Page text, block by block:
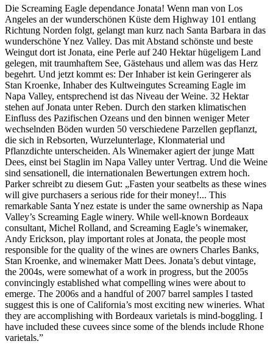
Die Screaming Eagle dependance Jonata! Wenn man von Los
Angeles an der wunderschönen Küste dem Highway 101 entlang
Richtung Norden folgt, gelangt man kurz nach Santa Barbara in das
wunderschöne Ynez Valley. Das mit Abstand schönste und beste
Weingut dort ist Jonata, eine Perle auf 240 Hektar hügeligem Land
gelegen, mit traumhaftem See, Gästehaus und allem was das Herz
begehrt. Und jetzt kommt es: Der Inhaber ist kein Geringerer als
Stan Kroenke, Inhaber des Kultweingutes Screaming Eagle im
Napa Valley, entsprechend ist das Niveau der Weine. 32 Hektar
stehen auf Jonata unter Reben. Durch den starken klimatischen
Einfluss des Pazifischen Ozeans und den binnen weniger Meter
wechselnden Böden wurden 50 verschiedene Parzellen gepflanzt,
die sich in Rebsorten, Wurzelunterlage, Klonmaterial und
Pflanzdichte unterscheiden. Als Winemaker agiert der junge Matt
Dees, einst bei Staglin im Napa Valley unter Vertrag. Und die Weine
sind sensationell, die internationalen Bewertungen extrem hoch.
Parker schreibt zu diesem Gut: „Fasten your seatbelts as these wines
will give purchasers a serious ride for their money!... This
remarkable Santa Ynez estate is under the same ownership as Napa
Valley’s Screaming Eagle winery. While well-known Bordeaux
consultant, Michel Rolland, and Screaming Eagle’s winemaker,
Andy Erickson, play important roles at Jonata, the people most
responsible for the quality of the wines are owners Charles Banks,
Stan Kroenke, and winemaker Matt Dees. Jonata’s debut vintage,
the 2004s, were somewhat of a work in progress, but the 2005s
convincingly established what compelling wines were about to
emerge. The 2006s and a handful of 2007 barrel samples I tasted
suggest this is one of California’s most exciting new wineries. What
they are accomplishing with Bordeaux varietals is mind-boggling. I
have included these cuvees since some of the blends include Rhone
varietals.”